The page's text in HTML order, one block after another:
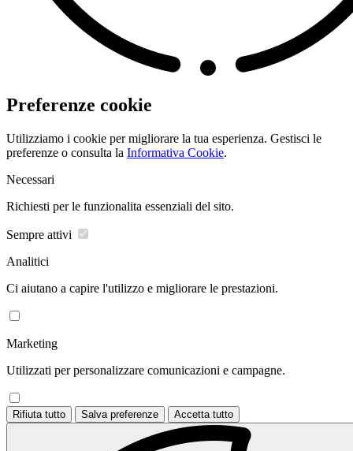
Preferenze cookie
Utilizziamo i cookie per migliorare la tua esperienza. Gestisci le
preferenze o consulta la Informativa Cookie.
Necessari
Richiesti per le funzionalita essenziali del sito.
Sempre attivi
Analitici
Ci aiutano a capire l'utilizzo e migliorare le prestazioni.
Marketing
Utilizzati per personalizzare comunicazioni e campagne.
Rifiuta tutto Salva preferenze Accetta tutto